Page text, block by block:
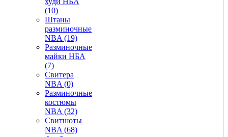
(10)
Штаны
разминочные
NBA (19)
Разминочные
майки НБА
(7)
Свитера
NBA (0)
Разминочные
костюмы
NBA (32)
Свитшоты
NBA (68)